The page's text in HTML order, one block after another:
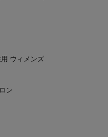
ウィメンズ
ン